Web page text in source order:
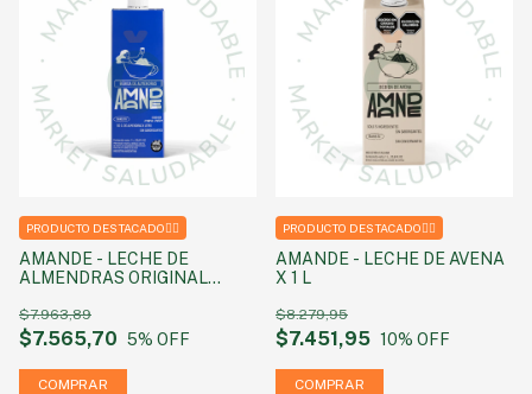
AMANDE - LECHE DE
ALMENDRAS ORIGINAL
$7.565,70
$7.963,89
5% OFF
PRODUCTO DESTACADO❤️‍🔥
AMANDE - LECHE DE AVENA
X 1 L
$7.451,95
$8.279,95
10% OFF
PRODUCTO DESTACADO❤️‍🔥